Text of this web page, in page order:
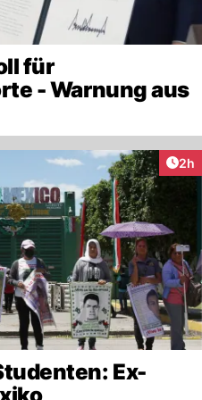
für
- Warnung aus
2h
Ex-